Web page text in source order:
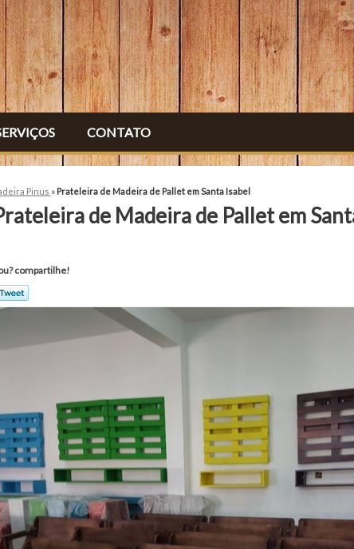
CONTATO
Pinus » Prateleira de Madeira de Pallet em Santa Isabel
de Madeira de Pallet em
compartilhe!